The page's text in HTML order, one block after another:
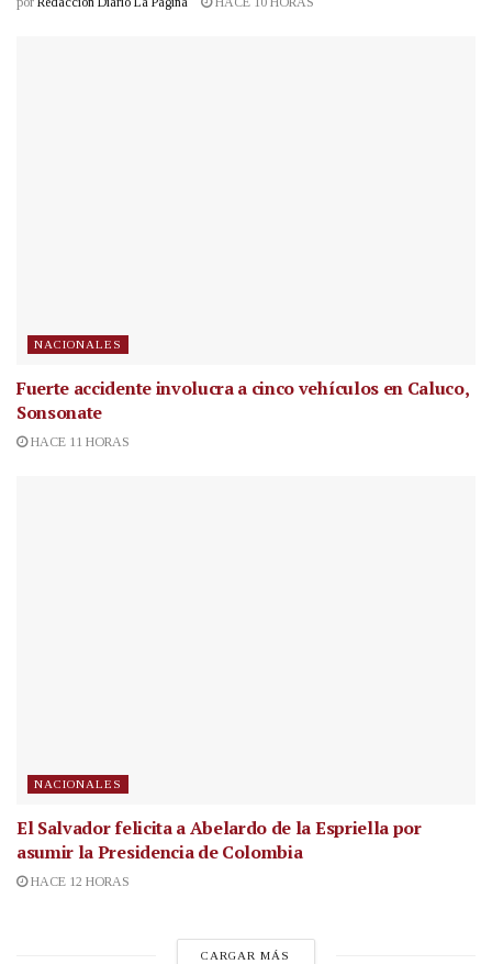
NACIONALES
Fuerte accidente involucra a cinco vehículos en Caluco,
Sonsonate
HACE 11 HORAS
NACIONALES
El Salvador felicita a Abelardo de la Espriella por
asumir la Presidencia de Colombia
HACE 12 HORAS
CARGAR MÁS